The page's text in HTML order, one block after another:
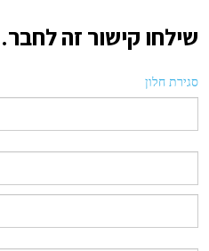
שילחו קישור זה לחבר.
סגירת חלון